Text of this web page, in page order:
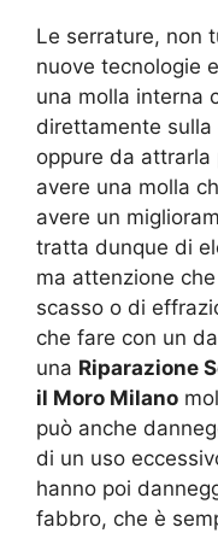
Le serrature, non
nuove tecnologie
una molla interna
direttamente
oppure da
avere una molla
avere un
tratta dunque di
ma attenzione
scasso o di
che fare con un
una Riparazione
il Moro Milano
può anche
di un uso
hanno poi
fabbro, che è